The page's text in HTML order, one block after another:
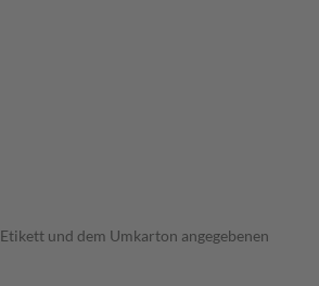
und dem Umkarton angegebenen